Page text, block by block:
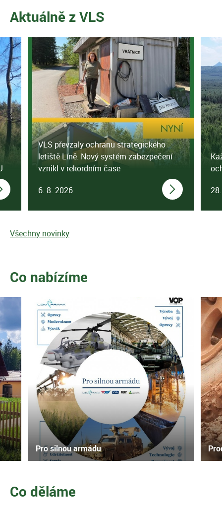
Aktuálně z VLS
VLS převzaly ochranu strategického
letiště Líně. Nový systém zabezpečení
vznikl v rekordním čase
6. 8. 2026
Všechny novinky
Co nabízíme
Pro silnou armádu
Co děláme